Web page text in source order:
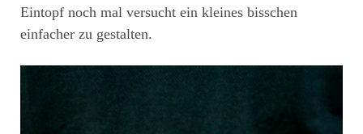
Eintopf noch mal versucht ein kleines bisschen
einfacher zu gestalten.